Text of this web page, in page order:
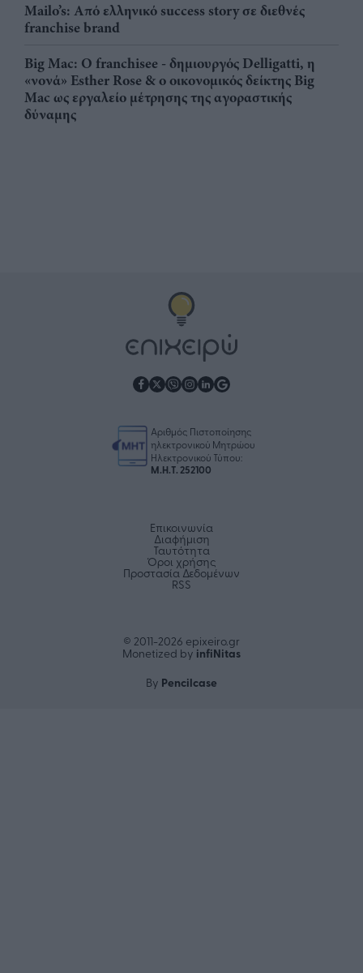
Mailo’s: Από ελληνικό success story σε διεθνές
franchise brand
Big Mac: Ο franchisee - δημιουργός Delligatti, η
«νονά» Esther Rose & ο οικονομικός δείκτης Big
Mac ως εργαλείο μέτρησης της αγοραστικής
δύναμης
Αριθμός Πιστοποίησης
ηλεκτρονικού Μητρώου
Ηλεκτρονικού Τύπου:
Μ.Η.Τ. 252100
Επικοινωνία
Διαφήμιση
Ταυτότητα
Όροι χρήσης
Προστασία Δεδομένων
RSS
© 2011-2026 epixeiro.gr
Monetized by infiΝitas
By Pencilcase